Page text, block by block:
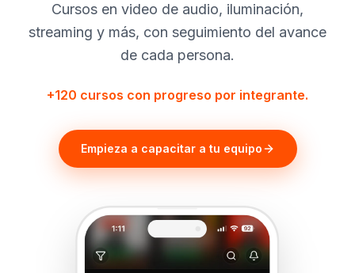
Cursos en video de audio, iluminación,
streaming y más, con seguimiento del avance
de cada persona.
+120 cursos con progreso por integrante.
Empieza a capacitar a tu equipo